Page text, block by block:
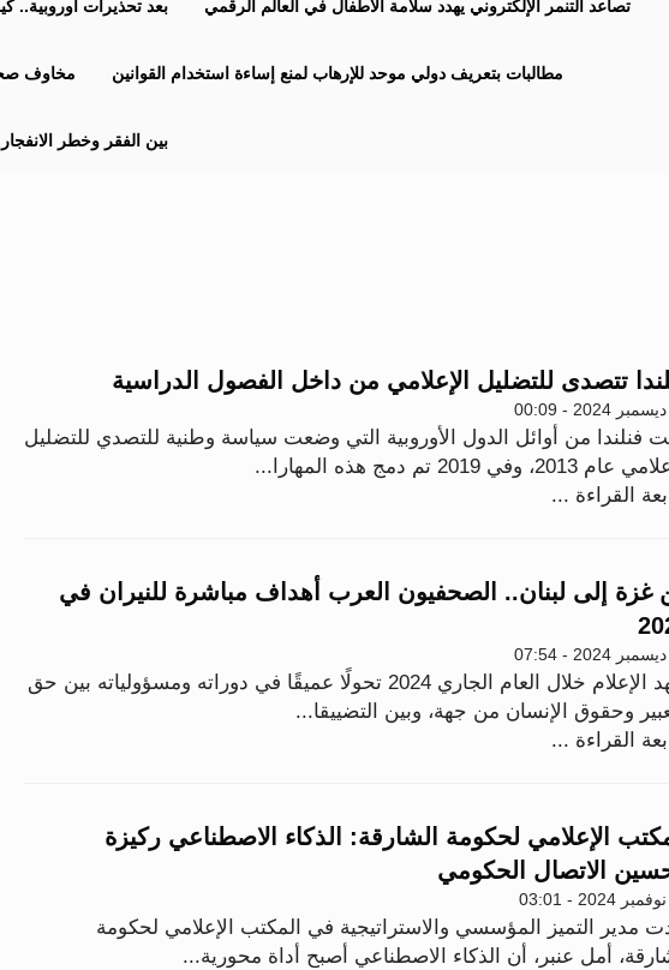
بعد تحذيرات أوروبية.. كيف تصاعد التنمر الإلكتروني يهدد سلامة الأطفال في العالم الرقمي
مخاوف مطالبات بتعريف دولي موحد للإرهاب لمنع إساءة استخدام القوانين
بين الفقر وخطر
تتصدى للتضليل الإعلامي من داخل الفصول الدراسية
فنلندا من أوائل الدول الأوروبية التي وضعت سياسة وطنية للتصدي للتضليل
عام 2013، وفي 2019 تم دمج هذه المهارا...
القراءة ...
غزة إلى لبنان.. الصحفيون العرب أهداف مباشرة للنيران في
شهد الإعلام خلال العام الجاري 2024 تحولًا عميقًا في دوراته ومسؤولياته بين حق
وحقوق الإنسان من جهة، وبين التضييقا...
القراءة ...
الإعلامي لحكومة الشارقة: الذكاء الاصطناعي ركيزة
الاتصال الحكومي
مدير التميز المؤسسي والاستراتيجية في المكتب الإعلامي لحكومة
أمل عنبر، أن الذكاء الاصطناعي أصبح أداة محورية...